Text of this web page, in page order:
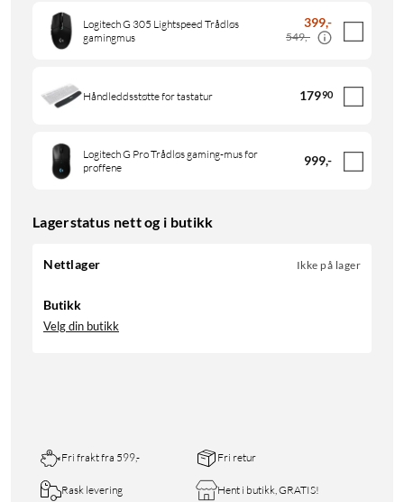
Logitech G 305 Lightspeed Trådløs
gamingmus
399,-
549,-
Håndleddsstøtte for tastatur 17990
Logitech G Pro Trådløs gaming-mus for
proffene
999,-
Lagerstatus nett og i butikk
Nettlager Ikke på lager
Butikk
Velg din butikk
Fri frakt fra 599,- Fri retur
Rask levering Hent i butikk, GRATIS!